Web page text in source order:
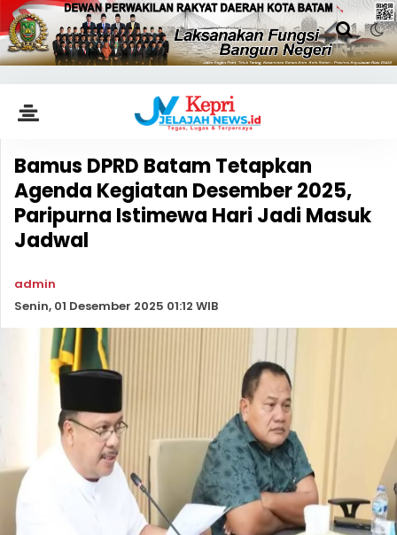
Bamus DPRD Batam Tetapkan
Agenda Kegiatan Desember 2025,
Paripurna Istimewa Hari Jadi Masuk
Jadwal
admin
Senin, 01 Desember 2025 01:12 WIB